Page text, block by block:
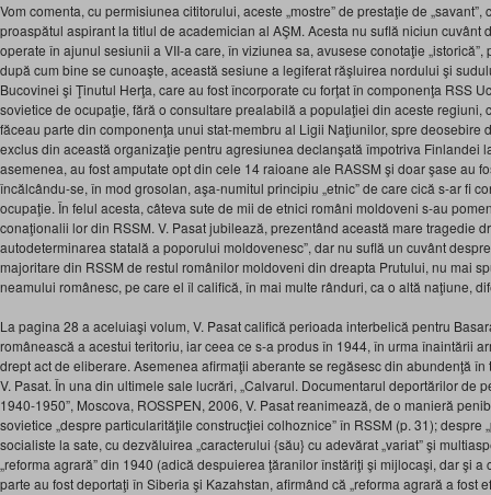
Vom comenta, cu permisiunea cititorului, aceste „mostre” de prestaţie de
proaspătul aspirant la titlul de academician al AŞM. Acesta nu suflă niciun cuvânt
operate în ajunul sesiunii a VII-a care, în viziunea sa, avusese conotaţie „istorică”,
după cum bine se cunoaşte, această sesiune a legiferat răşluirea nordului şi
Bucovinei şi Ţinutul Herţa, care au fost încorporate cu forţat în componenţa RSS
sovietice de ocupaţie, fără o consultare prealabilă a populaţiei din aceste regiuni,
făceau parte din componenţa unui stat-membru al Ligii Naţiunilor, spre deosebire
exclus din această organizaţie pentru agresiunea declanşată împotriva Finlandei
asemenea, au fost amputate opt din cele 14 raioane ale RASSM şi doar şase au
încălcându-se, în mod grosolan, aşa-numitul principiu „etnic” de care cică s-ar fi
ocupaţie. În felul acesta, câteva sute de mii de etnici români moldoveni s-au
conaţionalii lor din RSSM. V. Pasat jubilează, prezentând această mare tragedie
autodeterminarea statală a poporului moldovenesc”, dar nu suflă un cuvânt
majoritare din RSSM de restul românilor moldoveni din dreapta Prutului, nu mai
neamului românesc, pe care el îl califică, în mai multe rânduri, ca o altă naţiune,
La pagina 28 a aceluiaşi volum, V. Pasat califică perioada interbelică pentru
românească a acestui teritoriu, iar ceea ce s-a produs în 1944, în urma înaintării
drept act de eliberare. Asemenea afirmaţii aberante se regăsesc din abundenţă
V. Pasat. În una din ultimele sale lucrări, „Calvarul. Documentarul deportărilor de
1940-1950”, Moscova, ROSSPEN, 2006, V. Pasat reanimează, de o manieră
sovietice „despre particularităţile construcţiei colhoznice” în RSSM (p. 31); despre
socialiste la sate, cu dezvăluirea „caracterului {său} cu adevărat „variat” şi
„reforma agrară” din 1940 (adică despuierea ţăranilor înstăriţi şi mijlocaşi, dar şi
parte au fost deportaţi în Siberia şi Kazahstan, afirmând că „reforma agrară a fost